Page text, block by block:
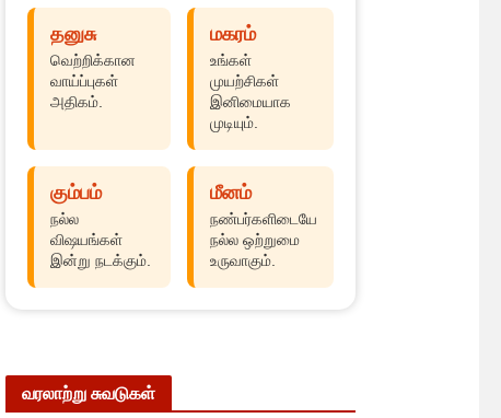
தனுசு
வெற்றிக்கான
வாய்ப்புகள்
அதிகம்.
மகரம்
உங்கள்
முயற்சிகள்
இனிமையாக
முடியும்.
கும்பம்
நல்ல
விஷயங்கள்
இன்று நடக்கும்.
மீனம்
நண்பர்களிடையே
நல்ல ஒற்றுமை
உருவாகும்.
வரலாற்று சுவடுகள்